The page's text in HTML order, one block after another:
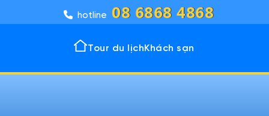
hotline 08 6868 4868
Tour du lịchKhách sạn